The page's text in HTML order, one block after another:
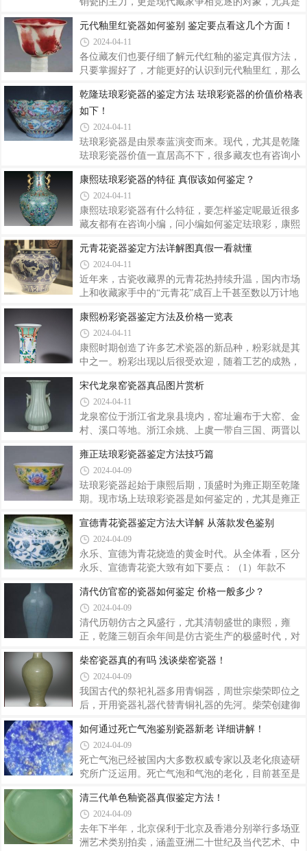
开了恢复生产，烧制出了色彩单调的孔雀绿和碧蓝相
间的仿宋钧“雨过天晴”器，此后又在“天
格，实在令人折服。康熙青花瓷以其精美无双而广受
世人赞誉，光绪年间官窑还专门仿烧，用料用工无不
精细，有“小康”之称。现今，市面上也出现很大一批
康熙官窑青花瓷的仿冒品，这给很多藏友都造成了困
瓷的鉴定要点，以供大家参考：1、早期康熙青花釉
面肥润呈青白色釉面肥润呈青白色，有缩釉和小棕
眼，也有器身与器底釉色不一致，个别器物口部
元代釉里红瓷器如何鉴别 鉴定要点看这几个方面！
2024-04-11
各位藏友们也要仔细了解元代红釉的鉴定真假方法，
只要掌握好了，才能更好的认识到元代釉里红，那么
那么小编总结了那么几个要点。元代红釉如何鉴别元
代红釉如何鉴别(一)由于存世量稀少，元代青花釉里
红并非是通常藏家所拥有之物。但在番禺资深保藏家
黎润明先生的家中，便保藏有一件高 为9.5cm的元代
青花釉里红人物造像。其胎质皎白细腻，[1]青花碧绿
所特有的银黑色结晶斑。釉里红发色浓重，略似猪肝
色彩，这正是元代始创釉里红前期未成熟的典
乾隆珐琅彩瓷器的鉴定方法 珐琅彩瓷器的价值价格表
如下！
2024-04-11
珐琅彩瓷器是由景泰蓝演变而来。现代，尤其是乾隆
珐琅彩瓷器价值一直居高不下，很多藏友也有咨询小
值价格高，故珐琅彩瓷器一直备受瞩目。乾隆珐琅彩
瓷器的鉴定：乾隆前期的珐琅彩瓷由于比较接近雍正
后期珐琅彩瓷的风格，即在纯洁的填白釉瓷胎上绘制
山水、花鸟等工笔绘画。虽然乾隆前期较雍正后期增
印、珐琅、制瓷等的完美结合体。（见图1）从雍乾
两朝传承时间角度着眼，雍正十三年八月二十三日子
刻、雍正帝崩逝于圆明园。同时，《清内务府造办
康熙珐琅彩瓷器的特征 真假该如何鉴定？
2024-04-11
康熙珐琅彩瓷器有什么特征，要怎样鉴定呢最近很多
藏友都有在咨询小编，问小编如何鉴定珐琅彩，康熙
跟大家聊聊康熙珐琅彩瓷器，让大家有个跟更全面的
认识。康熙珐琅彩瓷器的：珐琅彩是康熙时期创烧的
名贵釉上彩瓷品种之一。珐琅彩瓷器是由铜胎景泰蓝
演变而来，因其将铜胎画珐琅彩料画置于瓷胎之上，
珐琅”。因画珐琅彩料昂贵，烧纸数量有限，又因珐
琅彩瓷专为清宫皇帝及宫中之用，故弥足珍贵。它的
生产历史很短，延续康熙、雍正、乾隆
元青花瓷器鉴定方法详解图真假一看就懂
2024-04-11
近年来，古瓷收藏界的元青花热持续升温，国内市场
上和收藏家手中的“元青花”成百上千甚至数以万计地
古瓷界讲的元青花和对元青花的鉴定，一般都专指景
德镇元代青花瓷。而景德镇元代青花瓷又可分为用进
口苏麻离青料绘制纹饰的“至正型”精品瓷和用国产青
料绘制纹饰的普通瓷。下面就元青花瓷器鉴定，结合
定家面对一件鉴定对象时，首先看它的造型对不对。
但现代仿古瓷高手利用科技手段进行精密测试和反复
试验。元青花鉴定二、纹饰：元青花的纹
康熙粉彩瓷器鉴定方法及价格一览表
2024-04-11
康熙时期创造了许多艺术瓷器的新品种，粉彩就是其
中之一。粉彩出现以后很受欢迎，随着工艺的成熟，
的三大品种。康熙粉彩瓷器鉴定一，粉彩彩色用得不
太多，很多画面内容用彩尚用五彩的彩料。经常见到
的康熙粉。彩有粉白、淡绿，翠绿、矾红和胭脂红
等。康熙粉彩瓷器鉴定二，在绘画技巧上、康熙粉彩
填彩，或用没骨画法直接画花纹的主干、枝叶，支撑
起画面的骨架。康熙粉彩瓷器鉴定三、粉彩瓷器，官
窑作坊的御窑厂烧制。民窑作坊也烧制。从社会
宋代龙泉窑瓷器真品图片赏析
2024-04-11
龙泉窑位于浙江省龙泉县境内，窑址遍布于大窑、金
村、溪口等地。浙江余姚、上虞一带自三国、两晋以
展，深受邻近越窑、瓯窯、婺州窑的影响。南宋 龙泉
窑青瓷五管瓶烧造龙泉青瓷的窑室为沿着山坡修筑的
龙窑，北宋时龙窑窑身冗长，室内火候、温度掌控不
易，烧出来的青瓷釉色黄绿不齐。到了南宋，龙窑窑
南宋中期烧成了著名的粉青釉，器型也更加丰富，尤
以鬲式炉、堆塑龙虎盖罐、双耳瓶、八卦炉为典型
器。南宋 龙泉窑青瓷五管瓶器物胎色灰白，釉
雍正珐琅彩瓷器鉴定方法技巧篇
2024-04-09
珐琅彩瓷器起始于康熙后期，顶盛时为雍正期至乾隆
期。现市场上珐琅彩瓷器是如何鉴定的，尤其是雍正
彩瓷器的主要鉴别要点，供大家参考。雍正珐琅彩瓷
器鉴定：珐琅彩瓷器是在康熙皇帝的亲自授意下而创
造的新品种，因仿制于铜胎画珐琅器，所以珐琅彩又
称瓷胎画珐琅。珐琅彩瓷器的制作不同于其它瓷器，
廷画师绘画，最后由清宫造办处的珐琅作坊进行二次
烧制。珐琅彩瓷器的画功特别讲究，多为工笔画，细
腻传神，各个朝代有所不同。如康熙时期的珐
宣德青花瓷器鉴定方法大详解 从落款发色鉴别
2024-04-09
永乐、宣德为青花烧造的黄金时代。从全体看，区分
永乐、宣德青花瓷大致有如下要点：（1）年款不
年制”官窑款。（2）宣德窑器所用青花料有两种：一
种是进口的苏麻离青，由于其含锰量低、含铁量高，
烧后色泽浓翠而有铁斑。另一种是国产钴料，由于因
产料含锰量高、含铁量低，因此色泽带灰而没有铁
灰暗色，且无铁斑，极为幽雅，应是采用精炼的国产
料绘画烧制而成，或是两种料配伍使用的结果。
（3）和永乐青花制作一样，宣德青花瓷着彩时系用
清代仿官窑的瓷器如何鉴定 价格一般多少？
2024-04-09
清代历朝仿古之风盛行，尤其清朝盛世的康熙，雍
正，乾隆三朝百余年间是仿古瓷生产的极盛时代，对
的仿官窑有两种制作方法，一是为模仿南宋官窑“紫
口铁足”特征，特在胎中配入紫金土，使之呈现出官
窑的效果。例如下图这件印有“大清乾隆年制”印章的
产品，这件瓷器是乾隆时期的官窑款式，仿的就是宋
铁足，就在胎里面加上，含有铁元素的一种瓷土。这
种瓷土在它修足的地方是没有釉的，它的铁元素会从
没有釉的地方渗透出来，就出现了铁足的效果
柴窑瓷器真的有吗 浅谈柴窑瓷器！
2024-04-09
我国古代的祭祀礼器多用青铜器，周世宗柴荣即位之
后，开用瓷器礼器代替青铜礼器的先河。柴荣创建御
及皇宫所用的日用陶瓷。窑匠向柴荣征求瓷器的颜色
时，柴荣指示：“雨过天青云破处，者般颜色作将
来。”要求把瓷器烧成雨后青天的颜色。清梁同书的
《古窑瓷器鉴定考》云：“柴窑，后周柴世宗所烧，
我国历代名瓷之魁，然而传世真品极为稀少，后人因
此多对其赞誉叹惋不止。北宋仁宗朝时，已经很难见
到柴瓷的真容。欧阳修《归田录》云：“柴氏窑
如何通过死亡气泡鉴别瓷器新老 详细讲解！
2024-04-09
死亡气泡已经被国内大多数权威专家以及老化痕迹研
究所广泛运用。死亡气泡和气泡的老化，目前甚至是
可以仿造，是不懂的菜鸟以及景德镇作假者的谣言。
他们作做旧的老化气泡和真正的老化气泡不是一回
事，做旧者做的老化气泡烧窑前胎上涂抹脏土水再上
釉，跟死亡气泡，老化气泡是两码事。瓷器，不完全
清三代单色釉瓷器真假鉴定方法！
2024-04-09
去年下半年，北京保利于北京及香港分别举行多场亚
洲艺术类别拍卖，涵盖亚洲二十世纪及当代艺术、中